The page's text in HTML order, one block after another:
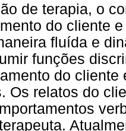
de terapia, o
do cliente
fluída e
funções
do
Os relatos do